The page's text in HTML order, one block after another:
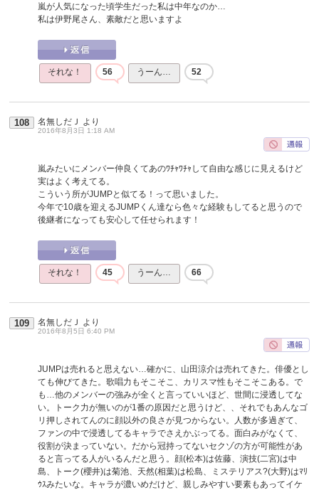
嵐が人気になった頃学生だった私は中年なのか…
私は伊野尾さん、素敵だと思いますよ
それな！ 56 うーん… 52
108 名無しだＪ より
2016年8月3日 1:18 AM
嵐みたいにメンバー仲良くてあのﾜﾁｬﾜﾁｬして自由な感じに見えるけど
実はよく考えてる。
こういう所がJUMPと似てる！って思いました。
今年で10歳を迎えるJUMPくん達なら色々な経験もしてると思うので
後継者になっても安心して任せられます！
それな！ 45 うーん… 66
109 名無しだＪ より
2016年8月5日 6:40 PM
JUMPは売れると思えない…確かに、山田涼介は売れてきた。俳優とし
ても伸びてきた。歌唱力もそこそこ、カリスマ性もそこそこある。で
も…他のメンバーの強みが全くと言っていいほど、世間に浸透してな
い。トーク力が無いのが1番の原因だと思うけど、、それでもあんなゴ
リ押しされてんのに顔以外の良さが見つからない。人数が多過ぎて、
ファンの中で浸透してるキャラでさえかぶってる。面白みがなくて、
役割が決まっていない。だから冠持ってないセクゾの方が可能性があ
ると言ってる人がいるんだと思う。顔(松本)は佐藤、演技(二宮)は中
島、トーク(櫻井)は菊池、天然(相葉)は松島、ミステリアス?(大野)はﾏﾘ
ｳｽみたいな。キャラが濃いめだけど、親しみやすい要素もあってイケ